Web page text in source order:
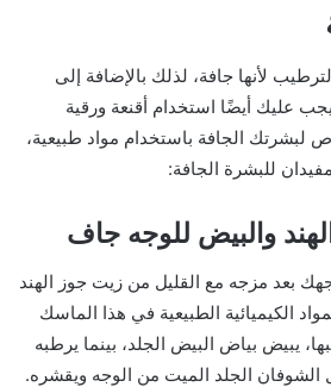
لأنها جافة، لذلك بالإضافة إلى
عليك أيضًا استخدام أقنعة ورقية
لبشرتك الجافة باستخدام مواد طبيعية،
للبشرة الجافة:
والبيض للوجه جاف
بعد مزجه مع القليل من زيت جوز الهند
الكيميائية الطبيعية في هذا الماسك
يبيض بياض البيض الجلد، بينما يرطبه
الشوفان الجلد الميت من الوجه ويقشره.